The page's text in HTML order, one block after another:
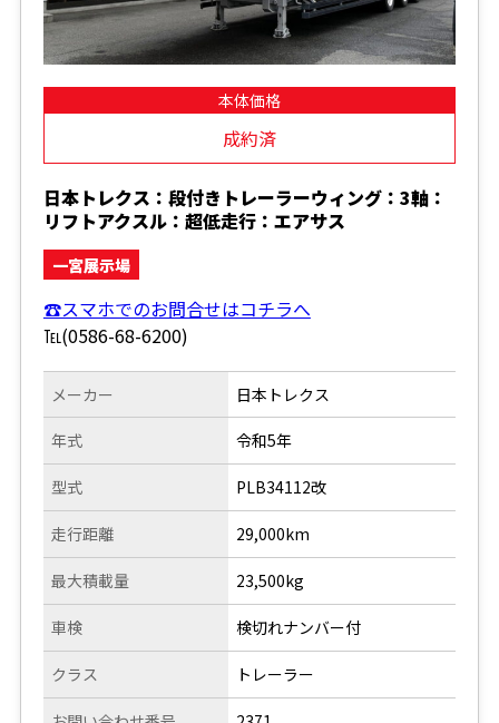
本体価格
成約済
日本トレクス：段付きトレーラーウィング：3軸：
リフトアクスル：超低走行：エアサス
一宮展示場
☎スマホでのお問合せはコチラへ
℡(0586-68-6200)
メーカー
年式
型式
走行距離
日本トレクス
令和5年
PLB34112改
29,000km
最大積載量
車検
クラス
23,500kg
検切れナンバー付
トレーラー